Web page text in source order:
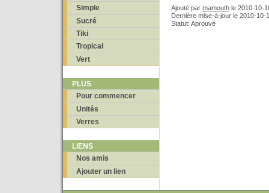
Simple
Sucré
Tiki
Tropical
Vert
PLUS
Pour commencer
Unités
Verres
LIENS
Nos amis
Ajouter un lien
Ajouté par mamouth le 2010-10-
Dernière mise-à-jour le 2010-10-
Statut: Aprouvé